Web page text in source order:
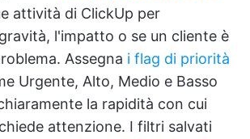
attività di ClickUp per
l'impatto o se un cliente è
Assegna i flag di priorità
Urgente, Alto, Medio e Basso
la rapidità con cui
attenzione. I filtri salvati